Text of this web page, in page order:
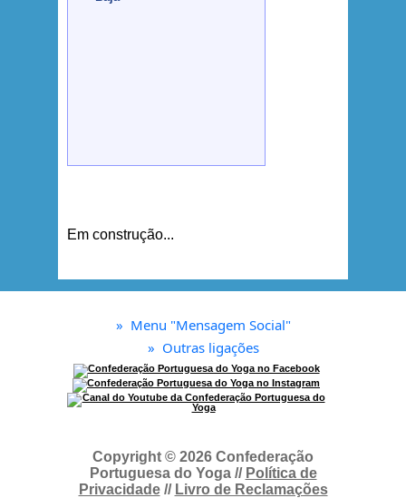
Em construção...
» Menu "Mensagem Social"
» Outras ligações
Copyright © 2026 Confederação
Portuguesa do Yoga // Política de
Privacidade// Livro de Reclamações